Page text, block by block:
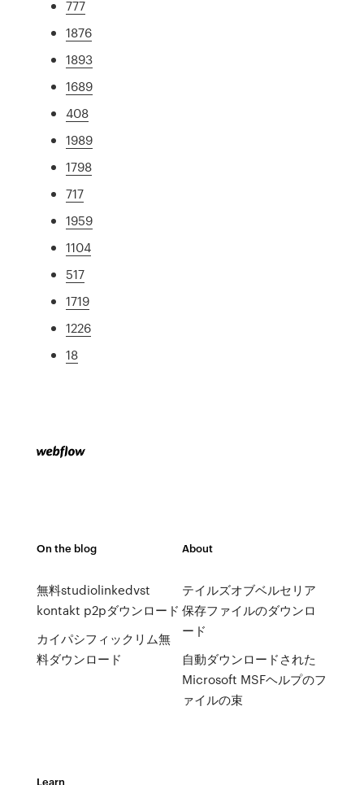
777
1876
1893
1689
408
1989
1798
717
1959
1104
517
1719
1226
18
On the blog
無料studiolinkedvst
kontakt p2pダウンロード
カイパシフィックリム無
料ダウンロード
About
テイルズオブベルセリア
保存ファイルのダウンロ
ード
自動ダウンロードされた
Microsoft MSFヘルプのフ
ァイルの束
Learn